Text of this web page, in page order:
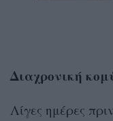
Διαχρονική
Λίγες ημέρες